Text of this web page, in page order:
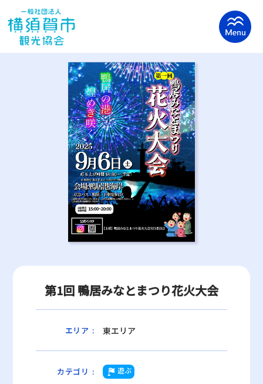
第1回 鴨居みなとまつり花火大会
エリア : 東エリア
カテゴリ : 遊ぶ